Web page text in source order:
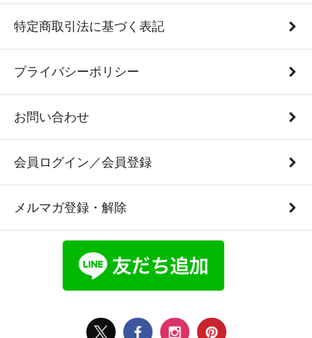
特定商取引法に基づく表記
プライバシーポリシー
お問い合わせ
会員ログイン／会員登録
メルマガ登録・解除